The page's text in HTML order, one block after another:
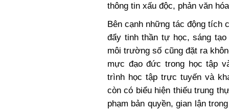
thông tin xấu độc, phản văn
Bên cạnh những tác động
đẩy tinh thần tự học, sáng
môi trường số cũng đặt ra
mực đạo đức trong học tập
trình học tập trực tuyến và
còn có biểu hiện thiếu trung
phạm bản quyền, gian lận